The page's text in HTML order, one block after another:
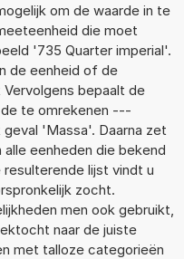
om de waarde in te
die moet
'735 Quarter imperial'.
de eenheid of de
bepaalt de
te omrekenen ---
'Massa'. Daarna zet
eenheden die bekend
resulterende lijst vindt u
zocht.
men ook gebruikt,
naar de juiste
met talloze categorieën